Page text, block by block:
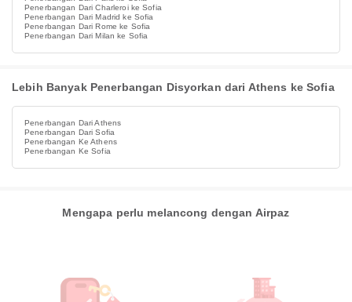
Penerbangan Dari Charleroi ke Sofia
Penerbangan Dari Madrid ke Sofia
Penerbangan Dari Rome ke Sofia
Penerbangan Dari Milan ke Sofia
Lebih Banyak Penerbangan Disyorkan dari Athens ke Sofia
Penerbangan Dari Athens
Penerbangan Dari Sofia
Penerbangan Ke Athens
Penerbangan Ke Sofia
Mengapa perlu melancong dengan Airpaz